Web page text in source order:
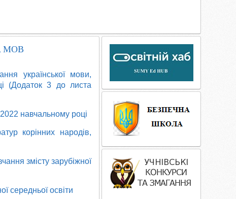
МОВ
української мови,
(Додаток 3 до листа
навчальному році
корінних народів,
змісту зарубіжної
середньої освіти